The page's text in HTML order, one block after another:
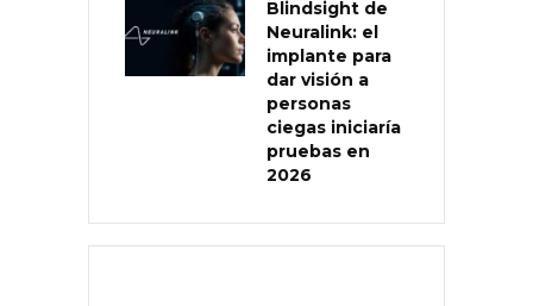
Blindsight de
Neuralink: el
implante para
dar visión a
personas
ciegas iniciaría
pruebas en
2026